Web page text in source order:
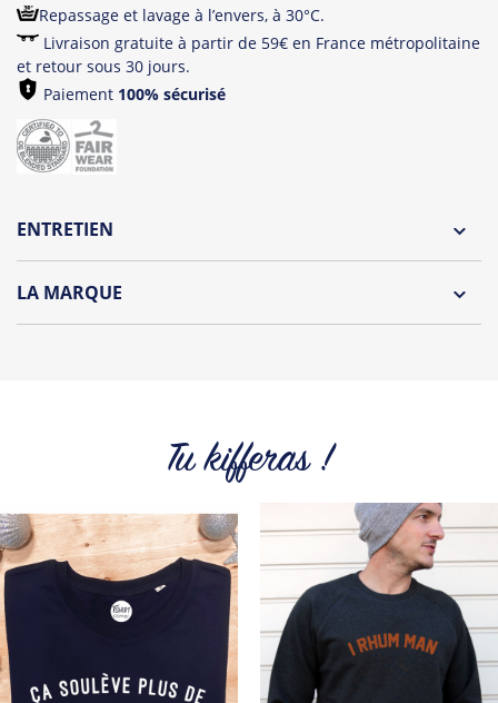
Repassage et lavage à l’envers, à 30°C.
Livraison gratuite à partir de 59€ en France métropolitaine
et retour sous 30 jours.
Paiement 100% sécurisé
ENTRETIEN
LA MARQUE
Tu kifferas !